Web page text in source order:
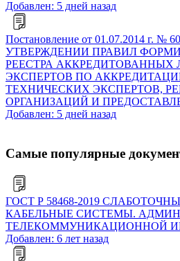
Добавлен: 5 дней назад
Постановление от 01.07.2014 г. №
УТВЕРЖДЕНИИ ПРАВИЛ
РЕЕСТРА АККРЕДИТОВАННЫХ
ЭКСПЕРТОВ ПО
ТЕХНИЧЕСКИХ ЭКСПЕРТОВ,
ОРГАНИЗАЦИЙ И
Добавлен: 5 дней назад
Самые популярные
ГОСТ Р 58468-2019
КАБЕЛЬНЫЕ СИСТЕМЫ.
ТЕЛЕКОММУНИКАЦИОННОЙ
Добавлен: 6 лет назад